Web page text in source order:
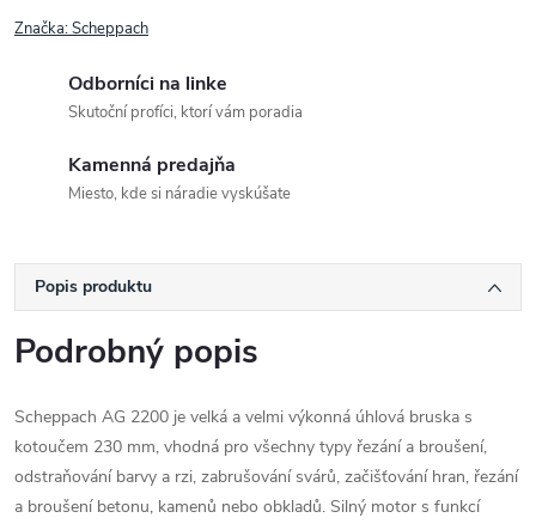
Značka:Scheppach
Odborníci na linke
Skutoční profíci, ktorí vám poradia
Kamenná predajňa
Miesto, kde si náradie vyskúšate
Popis produktu
Podrobný popis
Scheppach AG 2200 je velká a velmi výkonná úhlová bruska s
kotoučem 230 mm, vhodná pro všechny typy řezání a broušení,
odstraňování barvy a rzi, zabrušování svárů, začišťování hran, řezání
a broušení betonu, kamenů nebo obkladů. Silný motor s funkcí